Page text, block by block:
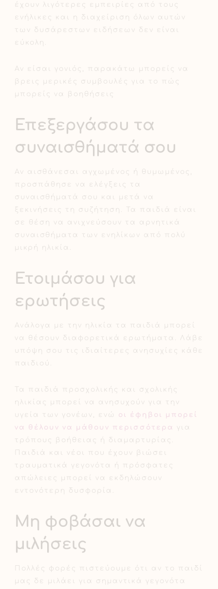
έχουν λιγότερες εμπειρίες από τους
ενήλικες και η διαχείριση όλων αυτών
των δυσάρεστων ειδήσεων δεν είναι
εύκολη.
Αν είσαι γονιός, παρακάτω μπορείς να
βρεις μερικές συμβουλές για το πώς
μπορείς να βοηθήσεις
Επεξεργάσου τα
συναισθήματά σου
Αν αισθάνεσαι αγχωμένος ή θυμωμένος,
προσπάθησε να ελέγξεις τα
συναισθήματά σου και μετά να
ξεκινήσεις τη συζήτηση. Τα παιδιά είναι
σε θέση να ανιχνεύσουν τα αρνητικά
συναισθήματα των ενηλίκων από πολύ
μικρή ηλικία.
Ετοιμάσου για
ερωτήσεις
Ανάλογα με την ηλικία τα παιδιά μπορεί
να θέσουν διαφορετικά ερωτήματα. Λάβε
υπόψη σου τις ιδιαίτερες ανησυχίες κάθε
παιδιού.
Τα παιδιά προσχολικής και σχολικής
ηλικίας μπορεί να ανησυχούν για την
υγεία των γονέων, ενώ οι έφηβοι μπορεί
να θέλουν να μάθουν περισσότερα
για
τρόπους βοήθειας ή διαμαρτυρίας.
Παιδιά και νέοι που έχουν βιώσει
τραυματικά γεγονότα ή πρόσφατες
απώλειες μπορεί να εκδηλώσουν
εντονότερη δυσφορία.
Μη φοβάσαι να
μιλήσεις
Πολλές φορές πιστεύουμε ότι αν το παιδί
μας δε μιλάει για σημαντικά γεγονότα